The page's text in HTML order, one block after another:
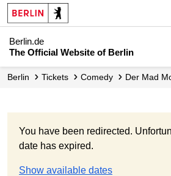
Berlin.de
The Official Website of Berlin
Berlin Tickets Comedy Der Mad
You have been redirected.
date has expired.
Show available dates